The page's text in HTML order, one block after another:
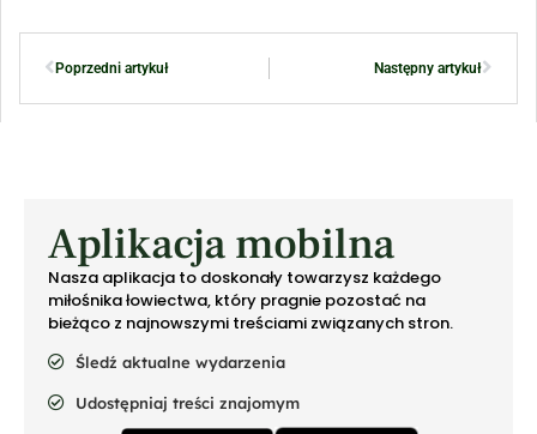
Poprzedni artykuł Następny artykuł
Aplikacja mobilna
Nasza aplikacja to doskonały towarzysz każdego
miłośnika łowiectwa, który pragnie pozostać na
bieżąco z najnowszymi treściami związanych stron.
Śledź aktualne wydarzenia
Udostępniaj treści znajomym